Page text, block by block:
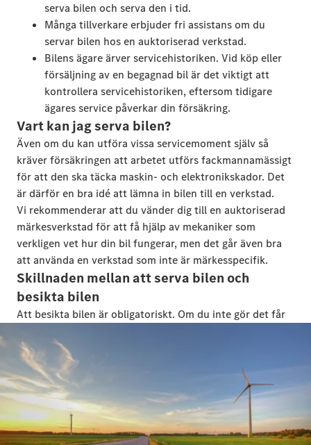
serva bilen och serva den i tid.
Många tillverkare erbjuder fri assistans om du
servar bilen hos en auktoriserad verkstad.
Bilens ägare ärver servicehistoriken. Vid köp eller
försäljning av en begagnad bil är det viktigt att
kontrollera servicehistoriken, eftersom tidigare
ägares service påverkar din försäkring.
Vart kan jag serva bilen?
Även om du kan utföra vissa servicemoment själv så
kräver försäkringen att arbetet utförs fackmannamässigt
för att den ska täcka maskin- och elektronikskador. Det
är därför en bra idé att lämna in bilen till en verkstad.
Vi rekommenderar att du vänder dig till en auktoriserad
märkesverkstad för att få hjälp av mekaniker som
verkligen vet hur din bil fungerar, men det går även bra
att använda en verkstad som inte är märkesspecifik.
Skillnaden mellan att serva bilen och
besikta bilen
Att besikta bilen är obligatoriskt. Om du inte gör det får
en verkstad för reparation eller till besiktningen. Att
serva bilen är inte obligatoriskt, men det påverkar hur
försäkringen täcker skador. Regelbunden service hjälper
också till att upptäcka och förebygga skador i tid.